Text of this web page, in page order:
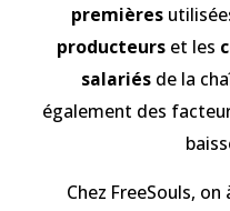
premières
producteurs et les
salariésde la
également des
Chez FreeSouls,